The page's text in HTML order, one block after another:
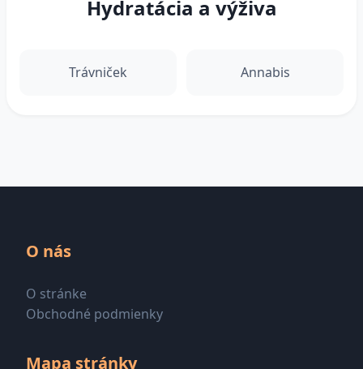
Hydratácia a výživa
Trávniček Annabis
O nás
O stránke
Obchodné podmienky
Mapa stránky